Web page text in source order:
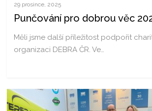
29 prosince, 2025
Punčování pro dobrou věc
Měli jsme další příležitost podpořit
organizaci DEBRA ČR. Ve…